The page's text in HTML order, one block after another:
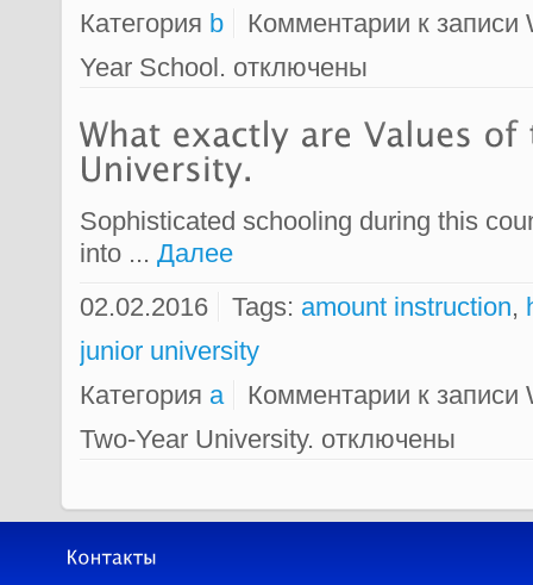
Категория b Комментарии к записи
Year School. отключены
Sophisticated schooling during this
into ... Далее
02.02.2016
Tags: amount instruction,
junior university
Категория a Комментарии к записи
Two-Year University. отключены